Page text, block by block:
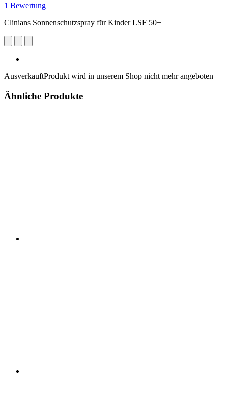
1 Bewertung
Clinians Sonnenschutzspray für Kinder LSF 50+
AusverkauftProdukt wird in unserem Shop nicht mehr angeboten
Ähnliche Produkte